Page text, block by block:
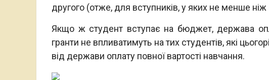
другого (отже, для вступників, у яких не менше ніж
Якщо ж студент вступає на бюджет, держава
гранти не впливатимуть на тих студентів, які
від держави оплату повної вартості навчання.